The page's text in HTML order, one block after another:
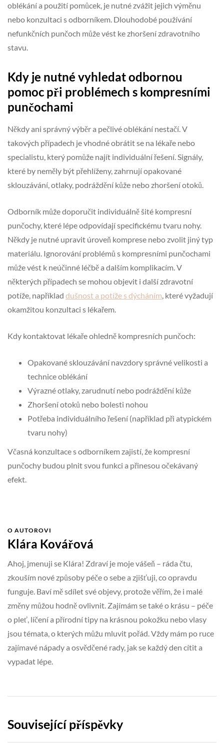
oblékání a použití pomůcek, je nutné zvážit jejich výměnu
nebo konzultaci s odborníkem. Dlouhodobé používání
nefunkčních punčoch může vést ke zhoršení zdravotního
stavu.
Kdy je nutné vyhledat odbornou
pomoc při problémech s kompresními
punčochami
Někdy ani správný výběr a pečlivé oblékání nestačí. V
takových případech je vhodné obrátit se na lékaře nebo
specialistu, který pomůže najít individuální řešení. Signály,
které by neměly být přehlíženy, zahrnují opakované
sklouzávání, otlaky, podráždění kůže nebo zhoršení otoků.
Odborník může doporučit individuálně šité kompresní
punčochy, které lépe odpovídají specifickému tvaru nohy.
Někdy je nutné upravit úroveň komprese nebo zvolit jiný typ
materiálu. Ignorování problémů s kompresními punčochami
může vést k neúčinné léčbě a dalším komplikacím. V
některých případech se mohou objevit i další zdravotní
potíže, například dušnost a potíže s dýcháním, které vyžadují
okamžitou konzultaci s lékařem.
Kdy kontaktovat lékaře ohledně kompresních punčoch:
Opakované sklouzávání navzdory správné velikosti a
technice oblékání
Výrazné otlaky, zarudnutí nebo podráždění kůže
Zhoršení otoků nebo bolesti nohou
Potřeba individuálního řešení (například při atypickém
tvaru nohy)
Včasná konzultace s odborníkem zajistí, že kompresní
punčochy budou plnit svou funkci a přinesou očekávaný
efekt.
O AUTOROVI
Klára Kovářová
Ahoj, jmenuji se Klára! Zdraví je moje vášeň – ráda čtu,
zkouším nové způsoby péče o sebe a zjišťuji, co opravdu
funguje. Baví mě sdílet své objevy, protože věřím, že i malé
změny můžou hodně ovlivnit. Zajímám se také o krásu – péče
o pleť, líčení a přírodní tipy na krásnou pokožku nebo vlasy
jsou témata, o kterých můžu mluvit pořád. Vždy mám po ruce
zajímavé nápady a osvědčené rady, jak se každý den cítit a
vypadat lépe.
Související příspěvky